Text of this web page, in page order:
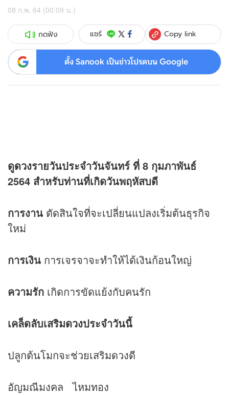
08 ก.พ. 64 (00:09 น.)
กดฟัง แชร์ Copy link
ตั้ง Sanook เป็นข่าวโปรดบน Google
ดูดวงรายวันประจำวันจันทร์ ที่ 8 กุมภาพันธ์
2564 สำหรับท่านที่เกิดวันพฤหัสบดี
การงาน ตัดสินใจที่จะเปลี่ยนแปลงเริ่มต้นธุรกิจ
ใหม่
การเงิน การเจรจาจะทำให้ได้เงินก้อนใหญ่
ความรัก เกิดการขัดแย้งกับคนรัก
เคล็ดลับเสริมดวงประจำวันนี้
ปลูกต้นโมกจะช่วยเสริมดวงดี
อัญมณีมงคล ไหมทอง